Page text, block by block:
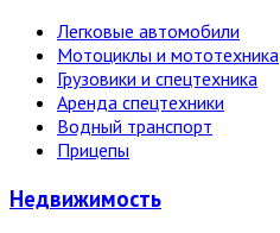
Легковые автомобили
Мотоциклы и мототехника
Грузовики и спецтехника
Аренда спецтехники
Водный транспорт
Прицепы
Недвижи­мость